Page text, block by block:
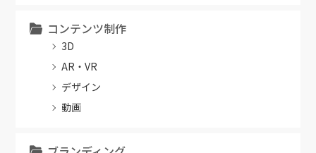
コンテンツ制作
3D
AR・VR
デザイン
動画